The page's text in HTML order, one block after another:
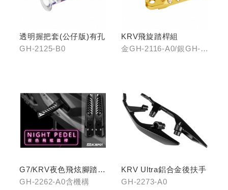
透明握把套(公仔版)有孔
GH-2125-B0
KRV飛旋踏桿組
金GH-2116-A0/銀GH-
G7/KRV夜色飛炫腳踏
(含機構LHJ8)
GH-2262-A0含機構
KRV Ultra鋁合金後扶手
GH-2273-A0